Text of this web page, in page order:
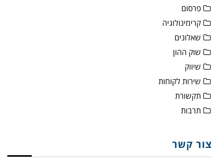
פרסום
קרימינולוגיה
שאלונים
שוק ההון
שיווק
שירות לקוחות
תקשורת
תרבות
צור קשר